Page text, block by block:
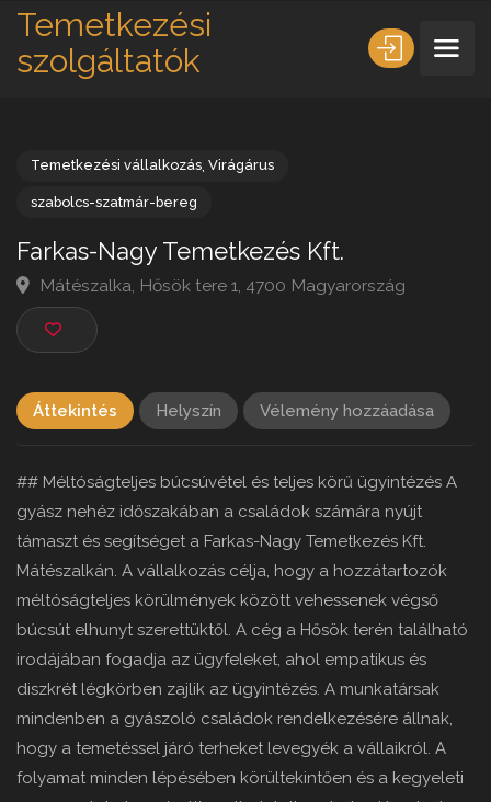
Temetkezési
szolgáltatók
Farkas-Nagy Temetkezés Kft.
Mátészalka, Hősök tere 1, 4700 Magyarország
Áttekintés Helyszín Vélemény hozzáadása
## Méltóságteljes búcsúvétel és teljes körű ügyintézés A
gyász nehéz időszakában a családok számára nyújt
támaszt és segítséget a Farkas-Nagy Temetkezés Kft.
Mátészalkán. A vállalkozás célja, hogy a hozzátartozók
méltóságteljes körülmények között vehessenek végső
búcsút elhunyt szerettüktől. A cég a Hősök terén található
irodájában fogadja az ügyfeleket, ahol empatikus és
diszkrét légkörben zajlik az ügyintézés. A munkatársak
mindenben a gyászoló családok rendelkezésére állnak,
hogy a temetéssel járó terheket levegyék a vállaikról. A
folyamat minden lépésében körültekintően és a kegyeleti